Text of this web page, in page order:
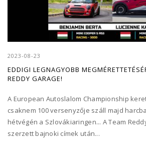
2023-08-23
EDDIGI LEGNAGYOBB
REDDY GARAGE!
A European Autoslalom Championship
csaknem 100 versenyzője száll majd
hétvégén a Szlovákiaringen... A Team
szerzett bajnoki címek után...